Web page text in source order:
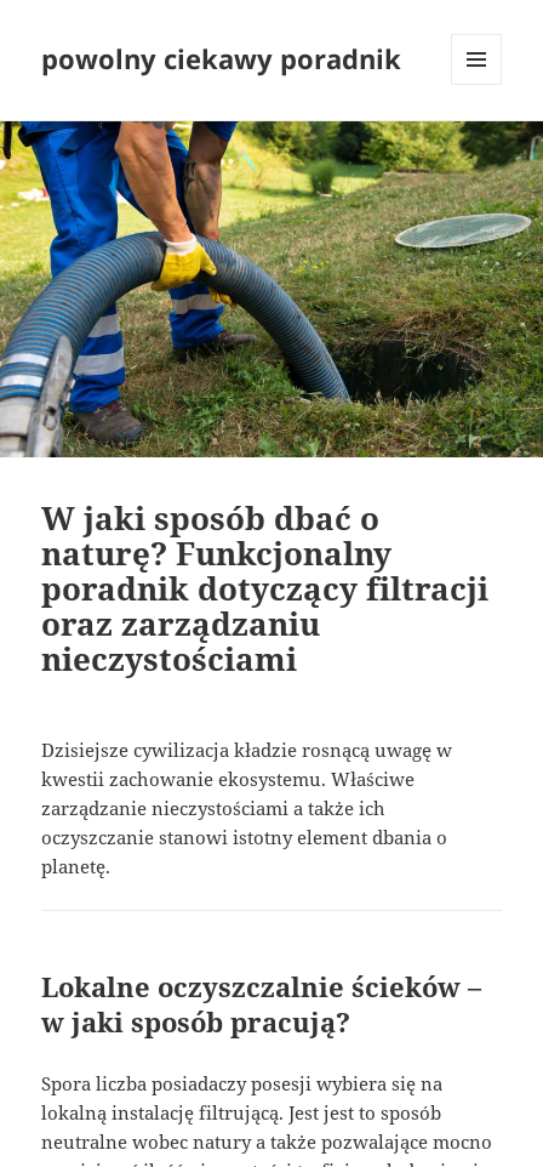
powolny ciekawy poradnik
WIDGETY
W jaki sposób dbać o
naturę? Funkcjonalny
poradnik dotyczący filtracji
oraz zarządzaniu
nieczystościami
Dzisiejsze cywilizacja kładzie rosnącą uwagę w
kwestii zachowanie ekosystemu. Właściwe
zarządzanie nieczystościami a także ich
oczyszczanie stanowi istotny element dbania o
planetę.
Lokalne oczyszczalnie ścieków –
w jaki sposób pracują?
Spora liczba posiadaczy posesji wybiera się na
lokalną instalację filtrującą. Jest jest to sposób
neutralne wobec natury a także pozwalające mocno